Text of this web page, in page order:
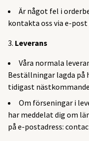
Är något fel i
kontakta oss via e-
Leverans
Våra normala
Beställningar lagda på
tidigast
Om förseningar i
har meddelat dig om
på e-postadress: